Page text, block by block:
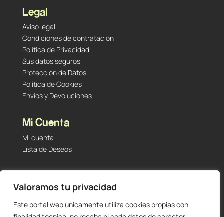
Valoramos tu privacidad
Este portal web únicamente utiliza cookies propias con
Legal
Aviso legal
Condiciones de contratación
Política de Privacidad
Sus datos seguros
Protección de Datos
Política de Cookies
Envíos y Devoluciones
Mi Cuenta
Mi cuenta
Lista de Deseos
Tu Tienda de Segunda Mano, Sambara #101 (Madrid,
28027 – España)
912 60 05 55 |+34 601 23 09 14